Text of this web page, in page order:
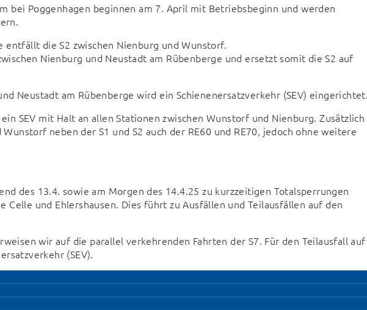
bei Poggenhagen beginnen am 7. April mit Betriebsbeginn und werden
entfällt die S2 zwischen Nienburg und Wunstorf.
Nienburg und Neustadt am Rübenberge und ersetzt somit die S2 auf
Neustadt am Rübenberge wird ein Schienenersatzverkehr (SEV)
SEV mit Halt an allen Stationen zwischen Wunstorf und Nienburg. Zusätzlich
neben der S1 und S2 auch der RE60 und RE70, jedoch ohne weitere
des 13.4. sowie am Morgen des 14.4.25 zu kurzzeitigen Totalsperrungen
Celle und Ehlershausen. Dies führt zu Ausfällen und Teilausfällen auf den
wir auf die parallel verkehrenden Fahrten der S7. Für den Teilausfall auf
(SEV).